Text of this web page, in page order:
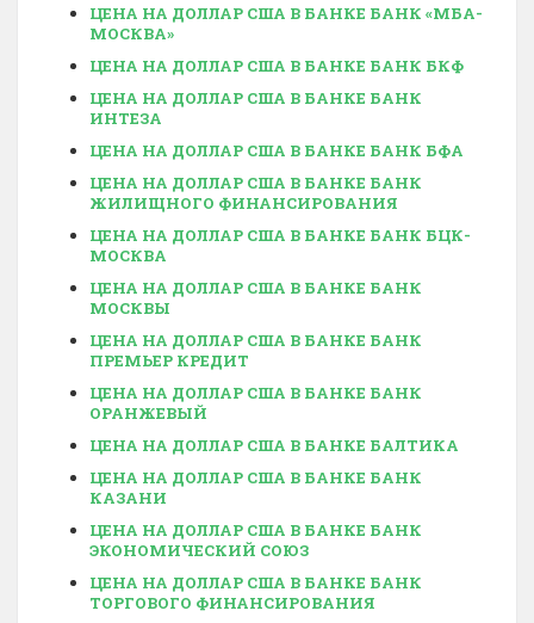
ЦЕНА НА ДОЛЛАР США В БАНКЕ БАНК «МБА-
МОСКВА»
ЦЕНА НА ДОЛЛАР США В БАНКЕ БАНК БКФ
ЦЕНА НА ДОЛЛАР США В БАНКЕ БАНК
ИНТЕЗА
ЦЕНА НА ДОЛЛАР США В БАНКЕ БАНК БФА
ЦЕНА НА ДОЛЛАР США В БАНКЕ БАНК
ЖИЛИЩНОГО ФИНАНСИРОВАНИЯ
ЦЕНА НА ДОЛЛАР США В БАНКЕ БАНК БЦК-
МОСКВА
ЦЕНА НА ДОЛЛАР США В БАНКЕ БАНК
МОСКВЫ
ЦЕНА НА ДОЛЛАР США В БАНКЕ БАНК
ПРЕМЬЕР КРЕДИТ
ЦЕНА НА ДОЛЛАР США В БАНКЕ БАНК
ОРАНЖЕВЫЙ
ЦЕНА НА ДОЛЛАР США В БАНКЕ БАЛТИКА
ЦЕНА НА ДОЛЛАР США В БАНКЕ БАНК
КАЗАНИ
ЦЕНА НА ДОЛЛАР США В БАНКЕ БАНК
ЭКОНОМИЧЕСКИЙ СОЮЗ
ЦЕНА НА ДОЛЛАР США В БАНКЕ БАНК
ТОРГОВОГО ФИНАНСИРОВАНИЯ